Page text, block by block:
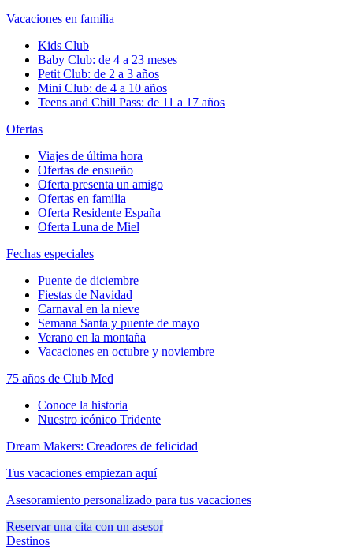
Vacaciones en familia
Kids Club
Baby Club: de 4 a 23 meses
Petit Club: de 2 a 3 años
Mini Club: de 4 a 10 años
Teens and Chill Pass: de 11 a 17 años
Ofertas
Viajes de última hora
Ofertas de ensueño
Oferta presenta un amigo
Ofertas en familia
Oferta Residente España
Oferta Luna de Miel
Fechas especiales
Puente de diciembre
Fiestas de Navidad
Carnaval en la nieve
Semana Santa y puente de mayo
Verano en la montaña
Vacaciones en octubre y noviembre
75 años de Club Med
Conoce la historia
Nuestro icónico Tridente
Dream Makers: Creadores de felicidad
Tus vacaciones empiezan aquí
Asesoramiento personalizado para tus vacaciones
Reservar una cita con un asesor
Destinos